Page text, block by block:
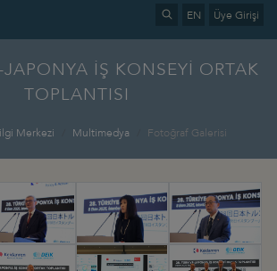
EN Üye Girişi
JAPONYA İŞ KONSEYİ ORTAK
TOPLANTISI
Merkezi Multimedya Fotoğraf Galerisi